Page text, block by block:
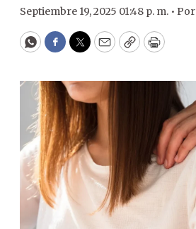
Septiembre 19, 2025 01:48 p. m. • Por
WhatsApp
Facebook
Twitter
EmailCopyPrint